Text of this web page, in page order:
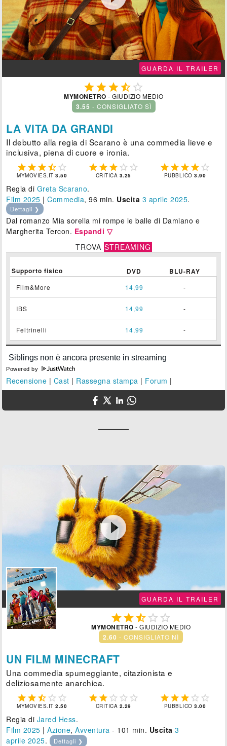
GUARDA IL TRAILER
 
MYMONETRO - GIUDIZIO MEDIO
3.55 - CONSIGLIATO SÌ
LA VITA DA GRANDI
Il debutto alla regia di Scarano è una commedia lieve e
inclusiva, piena di cuore e ironia.
    
MYMOVIES.IT3.50
    
CRITICA 3.25
    
PUBBLICO3.90
Regia di Greta Scarano.
Film 2025 |Commedia, 96 min. Uscita 3 aprile 2025.
Dettagli ❯
Dal romanzo Mia sorella mi rompe le balle di Damiano e
Margherita Tercon. Espandi ▽
TROVA STREAMING
Supporto fisico DVD BLU-RAY
Film&More 14,99 -
IBS 14,99 -
Feltrinelli 14,99 -
Powered by
Recensione | Cast | Rassegna stampa | Forum |

GUARDA IL TRAILER
  
MYMONETRO - GIUDIZIO MEDIO
2.60 - CONSIGLIATO NÌ
UN FILM MINECRAFT
Una commedia spumeggiante, citazionista e
deliziosamente anarchica.
    
MYMOVIES.IT2.50
    
CRITICA 2.29
    
PUBBLICO3.00
Regia di Jared Hess.
Film 2025 |Azione,Avventura - 101 min. Uscita 3
aprile 2025. Dettagli ❯